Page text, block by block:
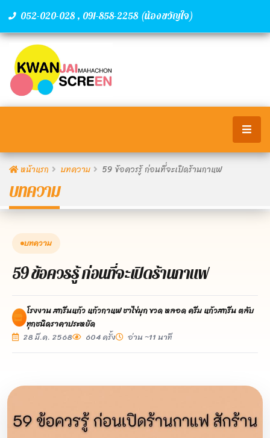
052-020-028 , 091-858-2258 (น้องขวัญใจ)
หน้าแรก บทความ 59 ข้อควรรู้ ก่อนที่จะเปิดร้านกาแฟ
บทความ
บทความ
59 ข้อควรรู้ ก่อนที่จะเปิดร้านกาแฟ
โรงงาน สกรีนแก้ว แก้วกาแฟ ชาไข่มุก ขวด หลอด ครีม แก้วสกรีน ตลับ
ทุกชนิดราคาประหยัด
28 มี.ค. 2568
604 ครั้ง อ่าน ~11 นาที